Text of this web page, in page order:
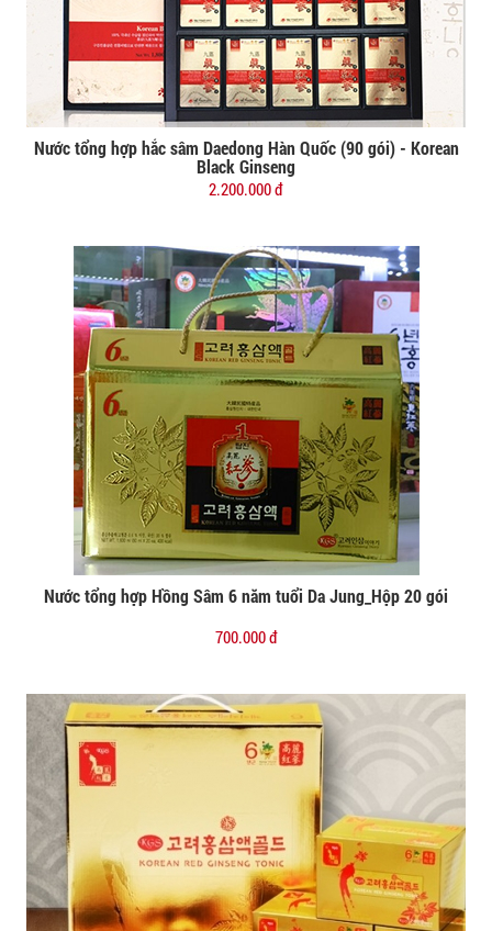
Đặt mua
Nước tổng hợp hắc sâm Daedong Hàn Quốc (90 gói) - Korean
Black Ginseng
2.200.000 đ
Đặt mua
Nước tổng hợp Hồng Sâm 6 năm tuổi Da Jung_Hộp 20 gói
700.000 đ